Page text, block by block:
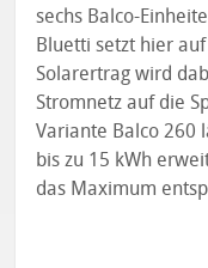
sechs Balco-
Bluetti setzt hier
Solarertrag wird
Stromnetz auf die
Variante Balco 260
bis zu 15 kWh
das Maximum